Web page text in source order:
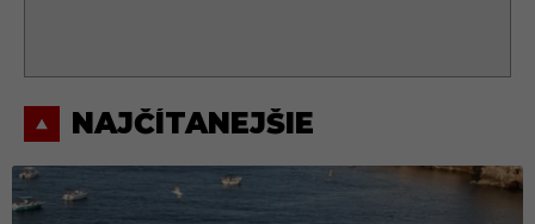
NAJČÍTANEJŠIE